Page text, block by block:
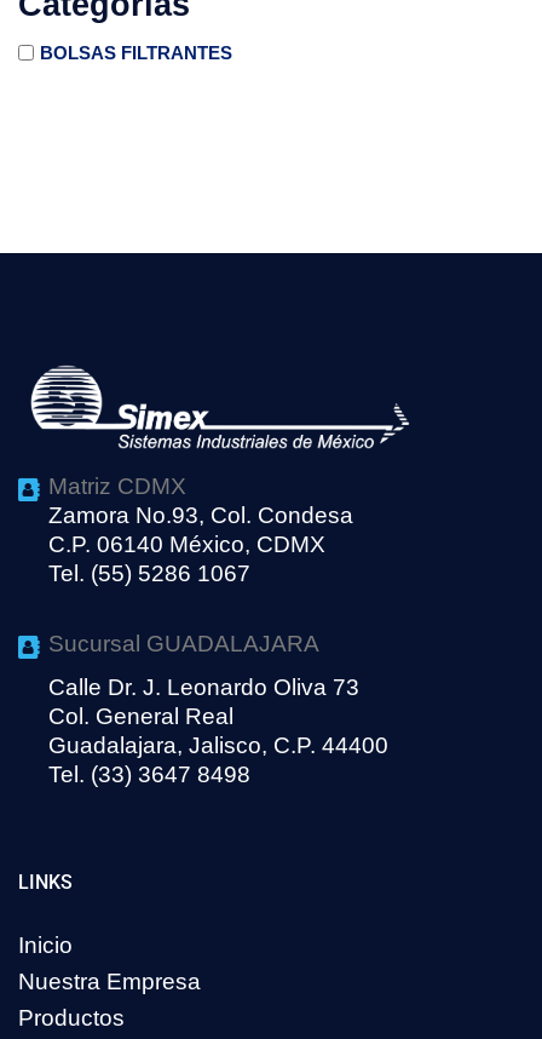
BOLSAS FILTRANTES
Matriz CDMX
Zamora No.93, Col. Condesa
C.P. 06140 México, CDMX
Tel. (55) 5286 1067
Sucursal GUADALAJARA
Calle Dr. J. Leonardo Oliva 73
Col. General Real
Guadalajara, Jalisco, C.P. 44400
Tel. (33) 3647 8498
LINKS
Inicio
Nuestra Empresa
Productos